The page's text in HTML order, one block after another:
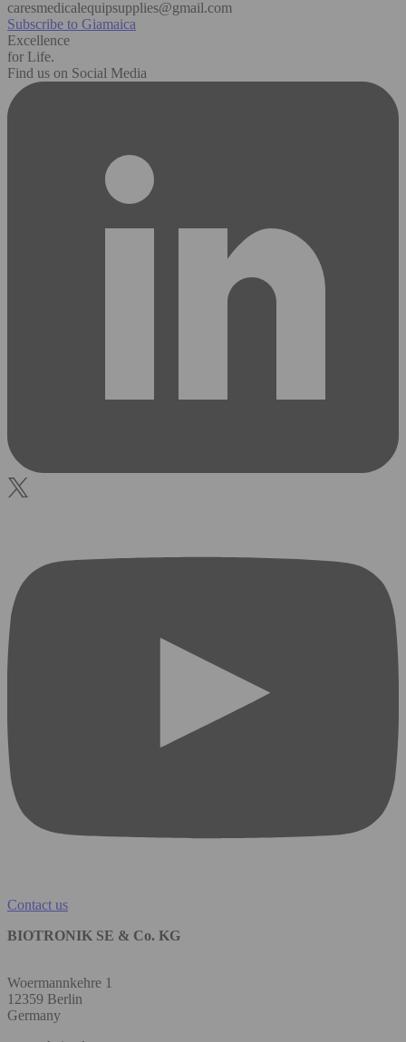
caresmedicalequipsupplies@gmail.com
Subscribe to Giamaica
Excellence
for Life.
Find us on Social Media
Contact us
BIOTRONIK SE & Co. KG
Woermannkehre 1
12359 Berlin
Germany